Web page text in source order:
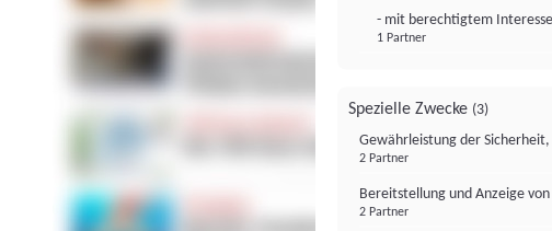
- mit berechtigtem Interesse
1 Partner
Spezielle Zwecke (3)
Gewährleistung der
2 Partner
Bereitstellung und Anzeige
2 Partner